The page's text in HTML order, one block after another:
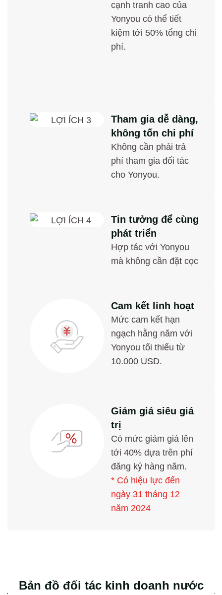
cạnh tranh cao của
Yonyou có thể tiết
kiệm tới 50% tổng chi
phí.
Tham gia dễ dàng,
không tốn chi phí
Không cần phải trả
phí tham gia đối tác
cho Yonyou.
Tin tưởng để cùng
phát triển
Hợp tác với Yonyou
mà không cần đặt cọc
Cam kết linh hoạt
Mức cam kết hạn
ngạch hằng năm với
Yonyou tối thiểu từ
10.000 USD.
Giảm giá siêu giá
trị
Có mức giảm giá lên
tới 40% dựa trên phí
đăng ký hàng năm.
* Có hiệu lực đến
ngày 31 tháng 12
năm 2024
Bản đồ đối tác kinh doanh nước